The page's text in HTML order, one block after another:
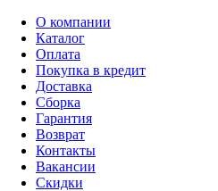
О компании
Каталог
Оплата
Покупка в кредит
Доставка
Сборка
Гарантия
Возврат
Контакты
Вакансии
Скидки